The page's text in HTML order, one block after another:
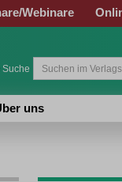
Webinare
Suche
uns